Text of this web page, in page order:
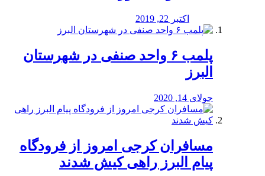
اکتبر 22, 2019
پلمب ۶ واحد صنفی در شهرستان
البرز
جولای 14, 2020
مسافران کرجی امروز از فرودگاه
پیام البرز راهی کیش شدند